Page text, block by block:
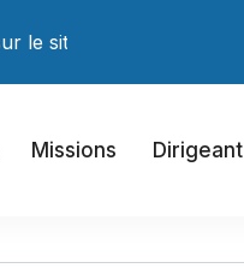
Internet du cabinet !
Missions Dirigeant